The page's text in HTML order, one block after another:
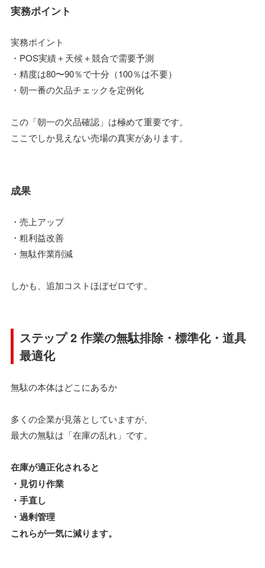
実務ポイント
実務ポイント
・POS実績＋天候＋競合で需要予測
・精度は80〜90％で十分（100％は不要）
・朝一番の欠品チェックを定例化
この「朝一の欠品確認」は極めて重要です。
ここでしか見えない売場の真実があります。
成果
・売上アップ
・粗利益改善
・無駄作業削減
しかも、追加コストほぼゼロです。
ステップ 2 作業の無駄排除・標準化・道具
最適化
無駄の本体はどこにあるか
多くの企業が見落としていますが、
最大の無駄は「在庫の乱れ」です。
在庫が適正化されると
・見切り作業
・手直し
・過剰管理
これらが一気に減ります。